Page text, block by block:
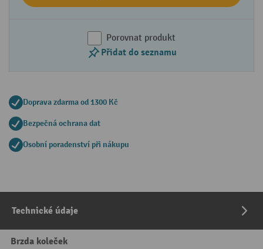
Porovnat produkt
Přidat do seznamu
Doprava zdarma od 1300 Kč
Bezpečná ochrana dat
Osobní poradenství při nákupu
Technické údaje
Brzda koleček